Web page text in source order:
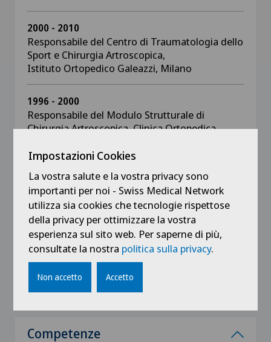
2000 - 2010
Responsabile del Centro di Traumatologia dello
Sport e Chirurgia Artroscopica,
Istituto Ortopedico Galeazzi, Milano
1996 - 2000
Responsabile del Modulo Strutturale di
Chirurgia Artroscopica, Clinica Ortopedica
Gerardo, Monza
1985 - 1996
Assistente e aiuto, 2a Clinica Ortopedica
Università degli Studi di Milano, Centro
Traumatologico Ortopedico di Milano e
Ospedale San Gerardo, Monza, con speciale
interesse alla chirurgia di ginocchio, spalla e
Competenze
Impostazioni Cookies
La vostra salute e la vostra privacy sono
importanti per noi - Swiss Medical Network
utilizza sia cookies che tecnologie rispettose
della privacy per ottimizzare la vostra
esperienza sul sito web. Per saperne di più,
consultate la nostra politica sulla privacy.
Non accetto Accetto